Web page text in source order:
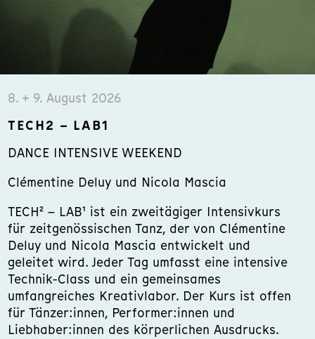
8. + 9. August 2026
TECH2 – LAB1
DANCE INTENSIVE WEEKEND
Clémentine Deluy und Nicola Mascia
TECH² – LAB¹ ist ein zweitägiger Intensivkurs
für zeitgenössischen Tanz, der von Clémentine
Deluy und Nicola Mascia entwickelt und
geleitet wird. Jeder Tag umfasst eine intensive
Technik-Class und ein gemeinsames
umfangreiches Kreativlabor. Der Kurs ist offen
für Tänzer:innen, Performer:innen und
Liebhaber:innen des körperlichen Ausdrucks.